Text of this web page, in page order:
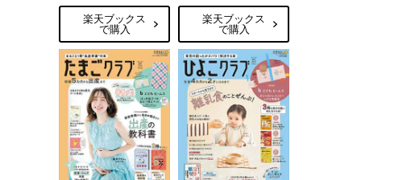
楽天ブックス
で購入
楽天ブックス
で購入